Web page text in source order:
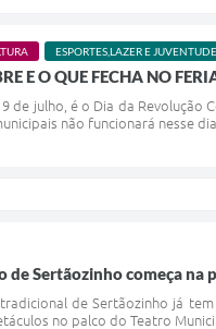
ESPORTES,LAZER E JUVENTUDE
E O QUE FECHA NO
de julho, é o Dia da Revolução
não funcionará nesse
de Sertãozinho começa
de Sertãozinho já
no palco do Teatro